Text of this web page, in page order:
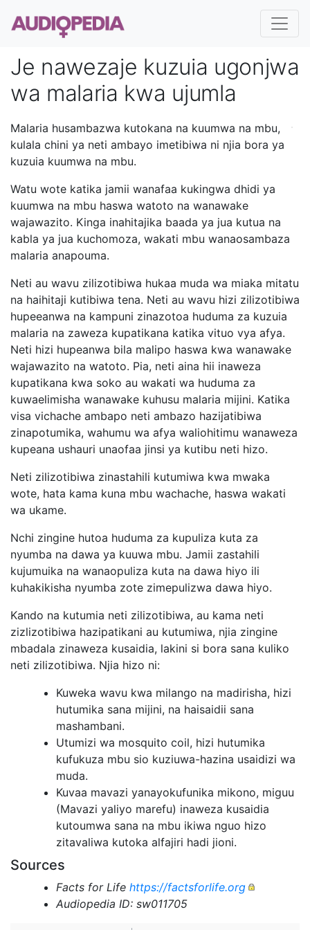
Je nawezaje kuzuia ugonjwa
wa malaria kwa ujumla
Malaria husambazwa kutokana na kuumwa na mbu,
kulala chini ya neti ambayo imetibiwa ni njia bora ya
kuzuia kuumwa na mbu.
Watu wote katika jamii wanafaa kukingwa dhidi ya
kuumwa na mbu haswa watoto na wanawake
wajawazito. Kinga inahitajika baada ya jua kutua na
kabla ya jua kuchomoza, wakati mbu wanaosambaza
malaria anapouma.
Neti au wavu zilizotibiwa hukaa muda wa miaka mitatu
na haihitaji kutibiwa tena. Neti au wavu hizi zilizotibiwa
hupeeanwa na kampuni zinazotoa huduma za kuzuia
malaria na zaweza kupatikana katika vituo vya afya.
Neti hizi hupeanwa bila malipo haswa kwa wanawake
wajawazito na watoto. Pia, neti aina hii inaweza
kupatikana kwa soko au wakati wa huduma za
kuwaelimisha wanawake kuhusu malaria mijini. Katika
visa vichache ambapo neti ambazo hazijatibiwa
zinapotumika, wahumu wa afya waliohitimu wanaweza
kupeana ushauri unaofaa jinsi ya kutibu neti hizo.
Neti zilizotibiwa zinastahili kutumiwa kwa mwaka
wote, hata kama kuna mbu wachache, haswa wakati
wa ukame.
Nchi zingine hutoa huduma za kupuliza kuta za
nyumba na dawa ya kuuwa mbu. Jamii zastahili
kujumuika na wanaopuliza kuta na dawa hiyo ili
kuhakikisha nyumba zote zimepulizwa dawa hiyo.
Kando na kutumia neti zilizotibiwa, au kama neti
zizlizotibiwa hazipatikani au kutumiwa, njia zingine
mbadala zinaweza kusaidia, lakini si bora sana kuliko
neti zilizotibiwa. Njia hizo ni:
Kuweka wavu kwa milango na madirisha, hizi
hutumika sana mijini, na haisaidii sana
mashambani.
Utumizi wa mosquito coil, hizi hutumika
kufukuza mbu sio kuziuwa-hazina usaidizi wa
muda.
Kuvaa mavazi yanayokufunika mikono, miguu
(Mavazi yaliyo marefu) inaweza kusaidia
kutoumwa sana na mbu ikiwa nguo hizo
zitavaliwa kutoka alfajiri hadi jioni.
Sources
Facts for Life https://factsforlife.org
Audiopedia ID: sw011705